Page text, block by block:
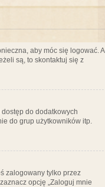
aby móc się logować. A
są, to skontaktuj się z
do dodatkowych
do grup użytkowników itp.
zalogowany tylko przez
opcję „Zaloguj mnie